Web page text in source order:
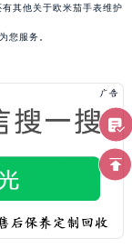
其他关于欧米茄手表维护
您服务。